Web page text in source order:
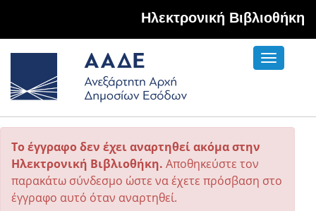
Hλεκτρονική Βιβλιοθήκη
Toggle
Το έγγραφο δεν έχει αναρτηθεί ακόμα στην
Ηλεκτρονική Βιβλιοθήκη. Αποθηκεύστε τον
παρακάτω σύνδεσμο ώστε να έχετε πρόσβαση στο
έγγραφο αυτό όταν αναρτηθεί.